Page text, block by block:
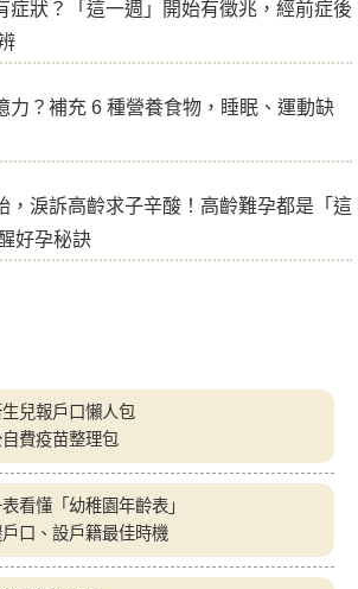
症狀？「這一週」開始有徵兆，經前症後
力？補充 6 種營養食物，睡眠、運動缺
，淚訴高齡求子辛酸！高齡難孕都是「這
好孕秘訣
兒報戶口懶人包
費疫苗整理包
看懂「幼稚園年齡表」
口、設戶籍最佳時機